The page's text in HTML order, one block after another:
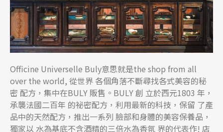
Officine Universelle Buly意思就是the shop from all
over the world, 從世界 各個角落不斷尋找各式美容的秘
密 配方，集中在BULY 販售。BULY 創 立於西元1803 年，
承襲法國二百年 的祕密配方，利用最新的科技，保留 了產
品中的天然配方，推出一系列 臉部和身體的美容保養品，
獨家以 水為基底不含酒精的三倍水為香氛 界的代表作! 店